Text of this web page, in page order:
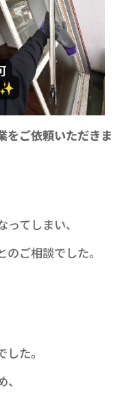
をご依頼いただきま
てしまい、
ご相談でした。
た。